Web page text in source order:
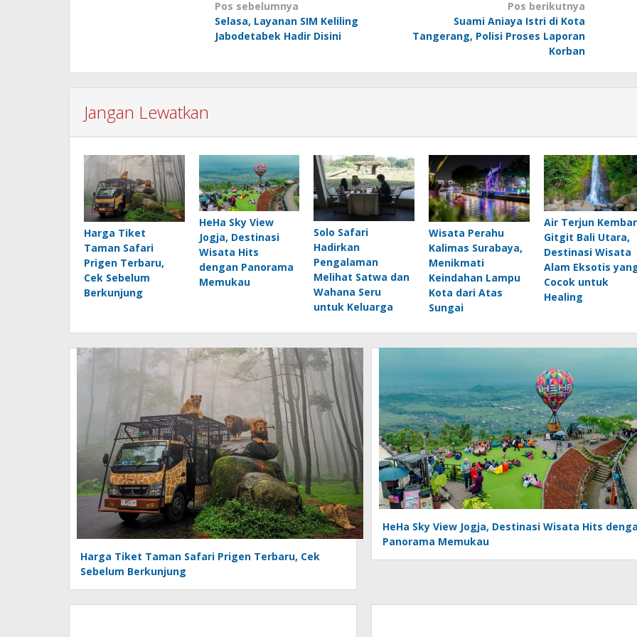
Navigasi
pos
Pos sebelumnya
Selasa, Layanan SIM Keliling
Jabodetabek Hadir Disini
Pos berikutnya
Suami Aniaya Istri di Kota
Tangerang, Polisi Proses Laporan
Korban
Jangan Lewatkan
Harga Tiket
Taman Safari
Prigen Terbaru,
Cek Sebelum
Berkunjung
HeHa Sky View
Jogja, Destinasi
Wisata Hits
dengan Panorama
Memukau
Solo Safari
Hadirkan
Pengalaman
Melihat Satwa dan
Wahana Seru
untuk Keluarga
Wisata Perahu
Kalimas Surabaya,
Menikmati
Keindahan Lampu
Kota dari Atas
Sungai
Air Terjun Kembar
Gitgit Bali Utara,
Destinasi Wisata
Alam Eksotis
Cocok untuk
Healing
Harga Tiket Taman Safari Prigen Terbaru, Cek
Sebelum Berkunjung
HeHa Sky View Jogja, Destinasi Wisata Hits
Panorama Memukau